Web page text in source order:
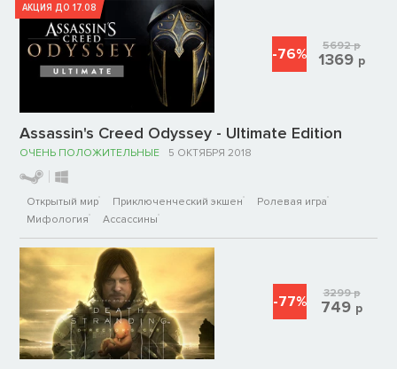
АКЦИЯ ДО 17.08
Assassin's Creed Odyssey - Ultimate Edition
ОЧЕНЬ ПОЛОЖИТЕЛЬНЫЕ 5 ОКТЯБРЯ 2018
Открытый мир Приключенческий экшен
Ролевая игра
Мифология
Ассассины
-76% 5692р
1369 р
-77% 3299р
749 р